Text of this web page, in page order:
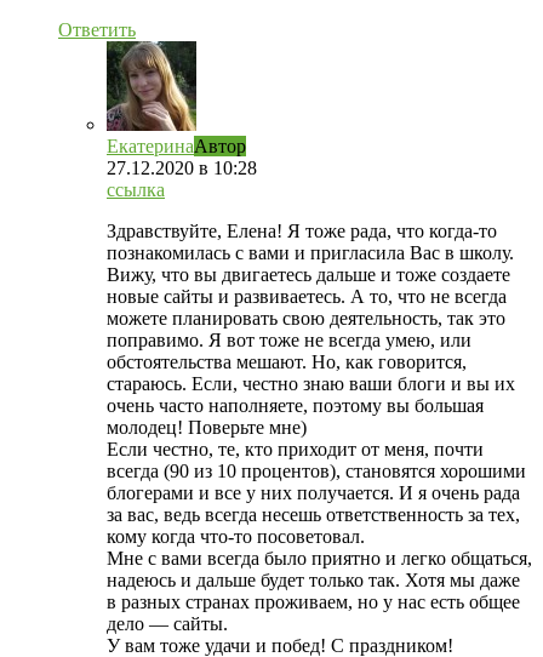
Ответить
ЕкатеринаАвтор
27.12.2020 в 10:28
ссылка
Здравствуйте, Елена! Я тоже рада, что когда-то
познакомилась с вами и пригласила Вас в школу.
Вижу, что вы двигаетесь дальше и тоже создаете
новые сайты и развиваетесь. А то, что не всегда
можете планировать свою деятельность, так это
поправимо. Я вот тоже не всегда умею, или
обстоятельства мешают. Но, как говорится,
стараюсь. Если, честно знаю ваши блоги и вы их
очень часто наполняете, поэтому вы большая
молодец! Поверьте мне)
Если честно, те, кто приходит от меня, почти
всегда (90 из 10 процентов), становятся хорошими
блогерами и все у них получается. И я очень рада
за вас, ведь всегда несешь ответственность за тех,
кому когда что-то посоветовал.
Мне с вами всегда было приятно и легко общаться,
надеюсь и дальше будет только так. Хотя мы даже
в разных странах проживаем, но у нас есть общее
дело — сайты.
У вам тоже удачи и побед! С праздником!